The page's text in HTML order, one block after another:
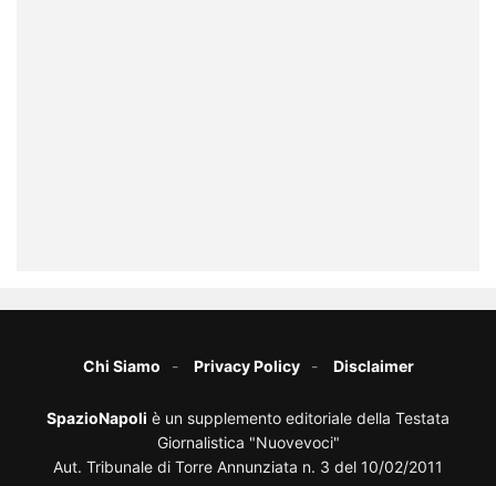
Chi Siamo Privacy Policy Disclaimer
SpazioNapoli è un supplemento editoriale della Testata
Giornalistica "Nuovevoci"
Aut. Tribunale di Torre Annunziata n. 3 del 10/02/2011